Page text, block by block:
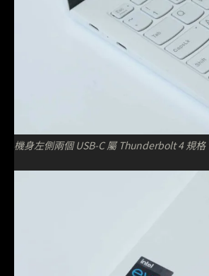
機身左側兩個 USB-C 屬 Thunderbolt 4 規格